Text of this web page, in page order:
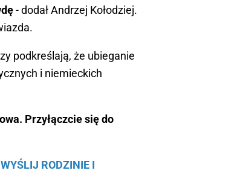
- dodał Andrzej Kołodziej.
podkreślają, że ubieganie
i niemieckich
Przyłączcie się do
RODZINIE I